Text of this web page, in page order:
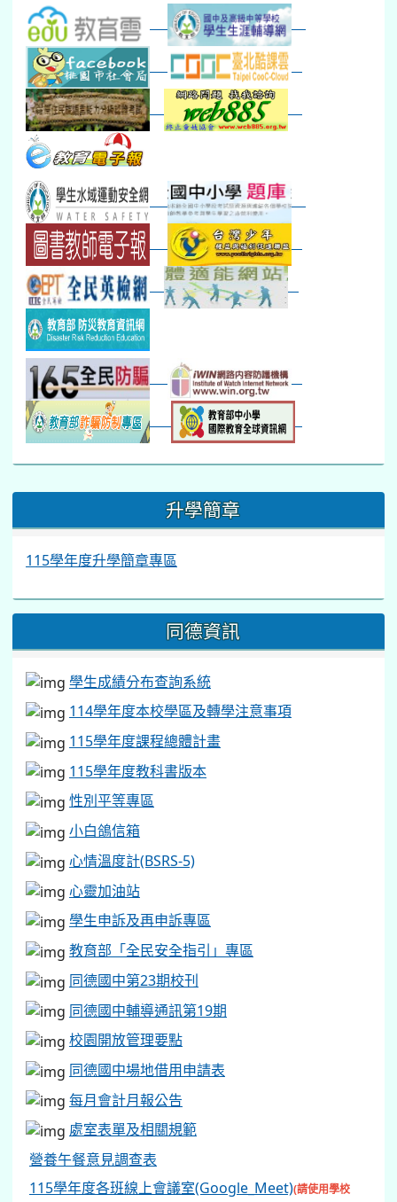
新生智力測驗補測(...
下午-新進教師研習
教師備課會議
新生訓練(整天)新生訓練(~12:00)
下午-校務會議14:00-
八九年級返校8-9
防災演練工作分配及...
30 31 2 3
本週_健康檢查週各班器材負責人訓練
發放班級書箱及晨讀...
技藝教育學程說明會...
12:30幹部訓練七年級新生健檢
本週_友善校園週收學生證、換補教科...
本週_圖書館開放借...
開學日
第一週
超額比序暨免試入學...
::: 升學簡章
115學年度升學簡章專區
同德資訊
學生成績分布查詢系統
114學年度本校學區及轉學注意事項
115學年度課程總體計畫
115學年度教科書版本
性別平等專區
小白鴿信箱
心情溫度計(BSRS-5)
心靈加油站
學生申訴及再申訴專區
教育部「全民安全指引」專區
同德國中第23期校刊
同德國中輔導通訊第19期
校園開放管理要點
同德國中場地借用申請表
每月會計月報公告
處室表單及相關規範
營養午餐意見調查表
115學年度各班線上會議室(Google_Meet)(請使用學校